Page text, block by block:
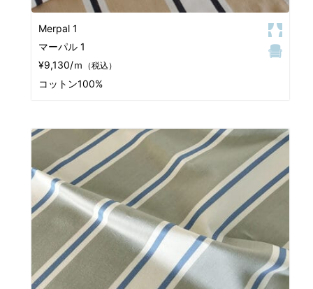
Merpal 1
マーパル 1
¥9,130/ｍ （税込）
コットン100%